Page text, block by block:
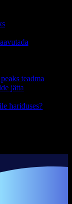
teadma
jätta
hariduses?